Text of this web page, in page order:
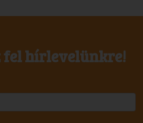
fel hírlevelünkre!